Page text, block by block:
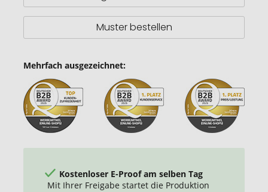
Muster bestellen
Mehrfach ausgezeichnet:
Kostenloser E-Proof am selben Tag
Mit Ihrer Freigabe startet die Produktion